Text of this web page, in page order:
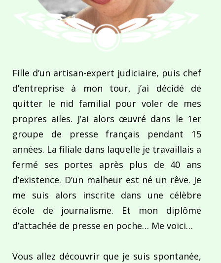
Fille d’un artisan-expert judiciaire, puis chef
d’entreprise à mon tour, j’ai décidé de
quitter le nid familial pour voler de mes
propres ailes. J’ai alors œuvré dans le 1er
groupe de presse français pendant 15
années. La filiale dans laquelle je travaillais a
fermé ses portes après plus de 40 ans
d’existence. D’un malheur est né un rêve. Je
me suis alors inscrite dans une célèbre
école de journalisme. Et mon diplôme
d’attachée de presse en poche… Me voici…
Vous allez découvrir que je suis spontanée,